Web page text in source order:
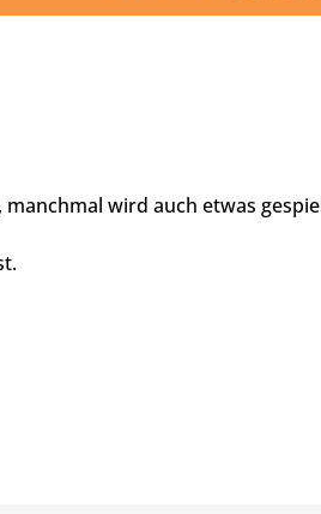
wird auch etwas